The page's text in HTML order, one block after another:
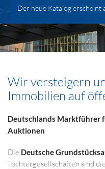
Der neue Katalog erscheint
Wir versteigern
Immobilien auf
Deutschlands Marktführer
Auktionen
Die Deutsche
Tochtergesellschaften sind